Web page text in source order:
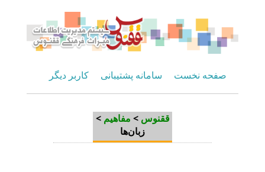
صفحه نخست سامانه پشتیبانی کاربر دیگر
ققنوس > مفاهیم >
زبان‌ها